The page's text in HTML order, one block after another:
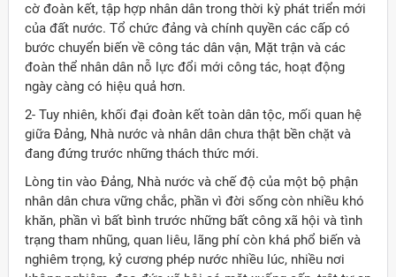
Việt Nam ở nước ngoài
cờ đoàn kết, tập hợp nhân dân trong thời kỳ phát triển mới
của đất nước. Tổ chức đảng và chính quyền các cấp có
bước chuyển biến về công tác dân vận, Mặt trận và các
đoàn thể nhân dân nỗ lực đổi mới công tác, hoạt động
ngày càng có hiệu quả hơn.
2- Tuy nhiên, khối đại đoàn kết toàn dân tộc, mối quan hệ
giữa Ðảng, Nhà nước và nhân dân chưa thật bền chặt và
đang đứng trước những thách thức mới.
Lòng tin vào Ðảng, Nhà nước và chế độ của một bộ phận
nhân dân chưa vững chắc, phần vì đời sống còn nhiều khó
khăn, phần vì bất bình trước những bất công xã hội và tình
trạng tham nhũng, quan liêu, lãng phí còn khá phổ biến và
nghiêm trọng, kỷ cương phép nước nhiều lúc, nhiều nơi